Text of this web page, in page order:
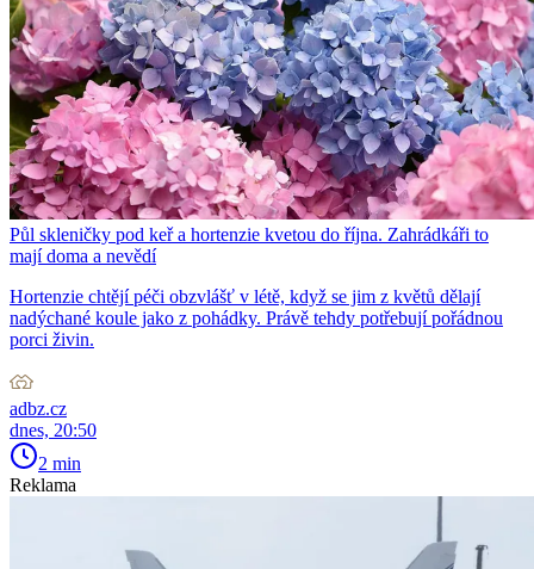
Půl skleničky pod keř a hortenzie kvetou do října. Zahrádkáři to
mají doma a nevědí
Hortenzie chtějí péči obzvlášť v létě, když se jim z květů dělají
nadýchané koule jako z pohádky. Právě tehdy potřebují pořádnou
porci živin.
adbz.cz
dnes, 20:50
2 min
Reklama